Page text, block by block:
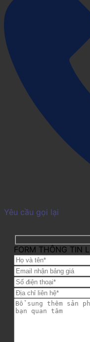
Yêu cầu gọi lại
FORM THÔNG TIN